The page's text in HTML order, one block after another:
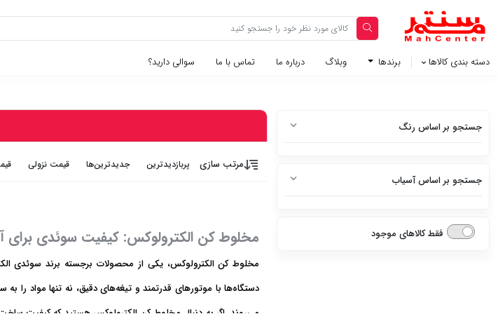
دسته بندی کالاها برندها وبلاگ‌ درباره ما تماس با ما سوالی دارید؟
جستجو بر اساس رنگ
سفید متالیک
سفید براق
جستجو بر اساس آسیاب
ندارد
فقط کالاهای موجود
مرتب سازی پربازديدترين جديدترين‌ها قيمت نزولی
مخلوط کن الکترولوکس: کیفیت سوئدی برای
مخلوط کن الکترولوکس، یکی از محصولات برجسته برند سوئدی
دستگاه‌ها با موتورهای قدرتمند و تیغه‌های دقیق، نه تنها مواد